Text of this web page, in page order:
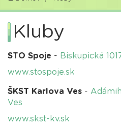
Kluby
STO Spoje - Biskupická
www.stospoje.sk
ŠKST Karlova Ves -
Ves
www.skst-kv.sk